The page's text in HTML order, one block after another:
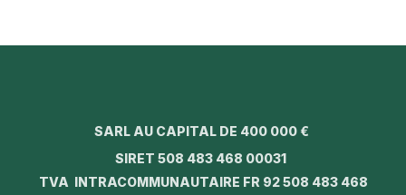
SARL AU CAPITAL DE 400 000 €
SIRET 508 483 468 00031
TVA INTRACOMMUNAUTAIRE FR 92 508 483 468